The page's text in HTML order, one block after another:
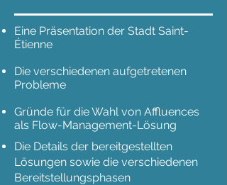
Eine Präsentation der Stadt Saint-
Étienne
Die verschiedenen aufgetretenen
Probleme
Gründe für die Wahl von Affluences
als Flow-Management-Lösung
Die Details der bereitgestellten
Lösungen sowie die verschiedenen
Bereitstellungsphasen